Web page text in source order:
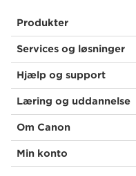
Produkter
Services og løsninger
Hjælp og support
Læring og uddannelse
Om Canon
Min konto